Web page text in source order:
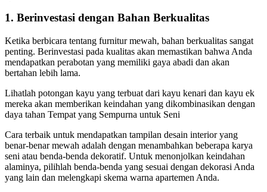
1. Berinvestasi dengan Bahan Berkualitas
Ketika berbicara tentang furnitur mewah, bahan berkualitas sangat
penting. Berinvestasi pada kualitas akan memastikan bahwa Anda
mendapatkan perabotan yang memiliki gaya abadi dan akan
bertahan lebih lama.
Lihatlah potongan kayu yang terbuat dari kayu kenari dan kayu ek
mereka akan memberikan keindahan yang dikombinasikan dengan
daya tahan Tempat yang Sempurna untuk Seni
Cara terbaik untuk mendapatkan tampilan desain interior yang
benar-benar mewah adalah dengan menambahkan beberapa karya
seni atau benda-benda dekoratif. Untuk menonjolkan keindahan
alaminya, pilihlah benda-benda yang sesuai dengan dekorasi Anda
yang lain dan melengkapi skema warna apartemen Anda.